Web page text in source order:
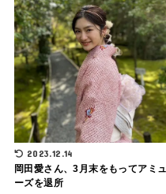
2023.12.14
岡田愛さん、3月末をもってアミュ
ーズを退所